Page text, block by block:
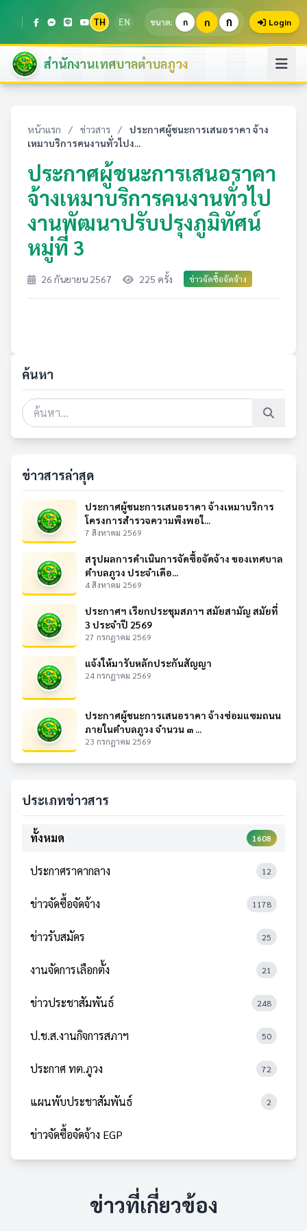
TH EN ขนาด: ก ก ก Login
สำนักงานเทศบาลตำบลภูวง
หน้าแรก / ข่าวสาร /
ประกาศผู้ชนะการเสนอราคา จ้าง
เหมาบริการคนงานทั่วไปง...
ประกาศผู้ชนะการเสนอราคา
จ้างเหมาบริการคนงานทั่วไป
งานพัฒนาปรับปรุงภูมิทัศน์
หมู่ที่ 3
26 กันยายน 2567 225 ครั้ง ข่าวจัดซื้อจัดจ้าง
ค้นหา
ข่าวสารล่าสุด
ประกาศผู้ชนะการเสนอราคา จ้างเหมาบริการ
โครงการสำรวจความพึงพอใ...
7 สิงหาคม 2569
สรุปผลการดำเนินการจัดซื้อจัดจ้าง ของเทศบาล
ตำบลภูวง ประจำเดือ...
4 สิงหาคม 2569
ประกาศฯ เรียกประชุมสภาฯ สมัยสามัญ สมัยที่
3 ประจำปี 2569
27 กรกฎาคม 2569
แจ้งให้มารับหลักประกันสัญญา
24 กรกฎาคม 2569
ประกาศผู้ชนะการเสนอราคา จ้างซ่อมแซมถนน
ภายในตำบลภูวง จำนวน ๓ ...
23 กรกฎาคม 2569
ประเภทข่าวสาร
ทั้งหมด 1608
ประกาศราคากลาง 12
ข่าวจัดซื้อจัดจ้าง 1178
ข่าวรับสมัคร 25
งานจัดการเลือกตั้ง 21
ข่าวประชาสัมพันธ์ 248
ป.ช.ส.งานกิจการสภาฯ 50
ประกาศ ทต.ภูวง 72
แผนพับประชาสัมพันธ์ 2
ข่าวจัดซื้อจัดจ้าง EGP
ข่าวที่เกี่ยวข้อง